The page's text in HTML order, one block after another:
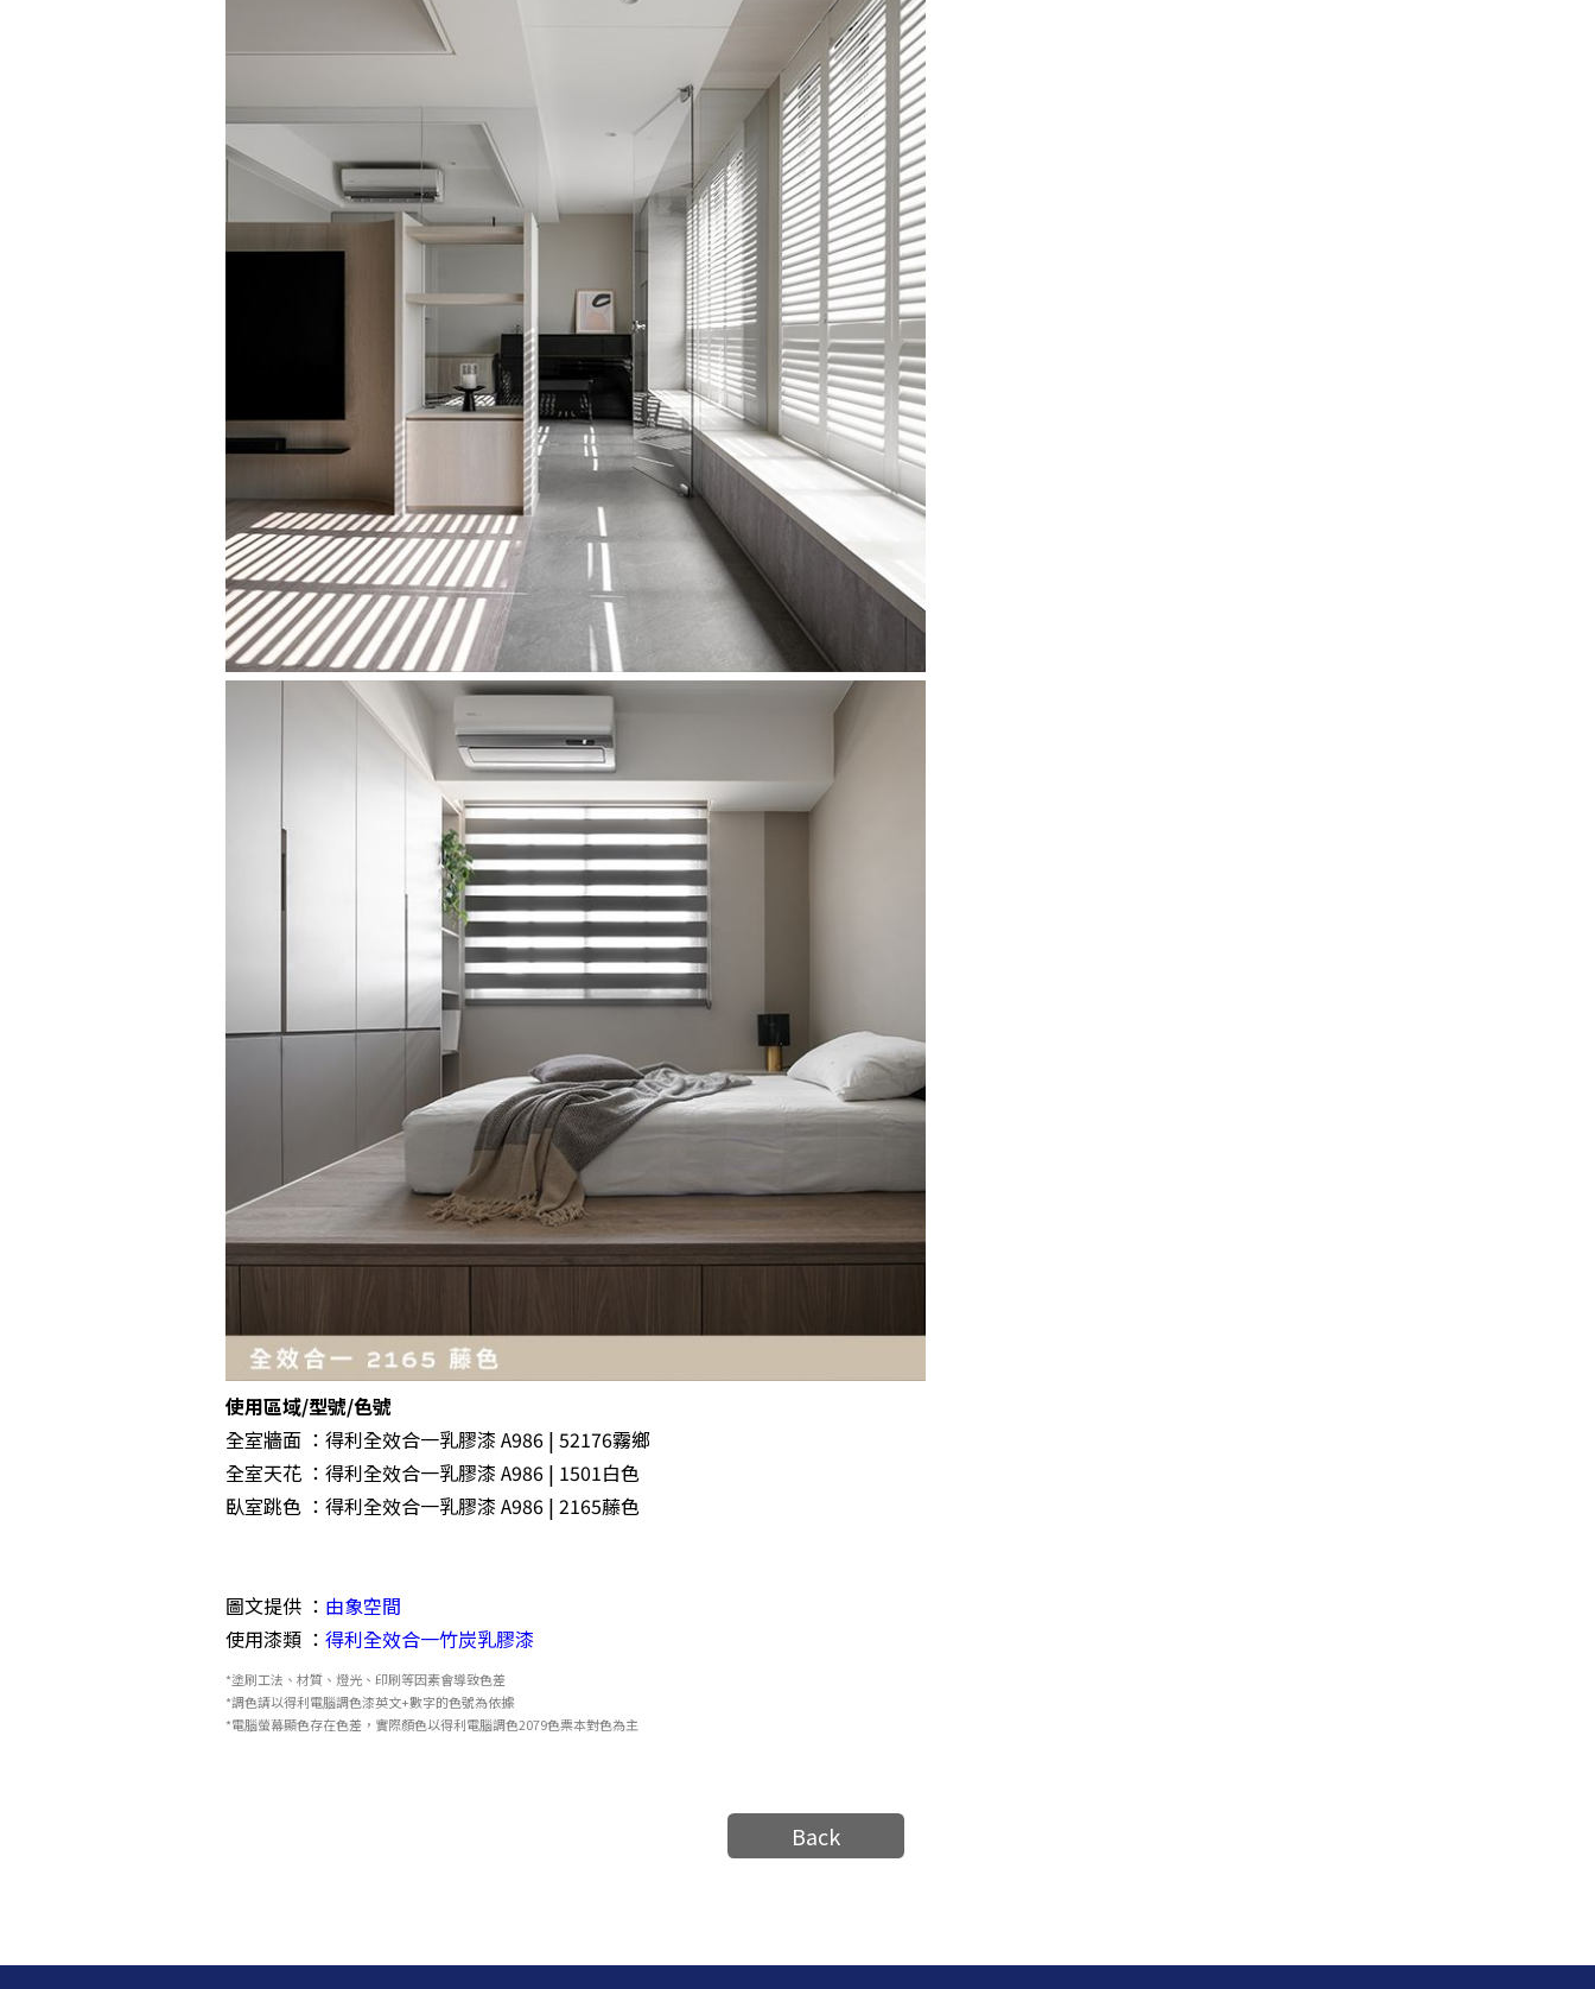
使用區域/型號/色號
全室牆面 ：得利全效合一乳膠漆 A986 | 52176霧鄉
全室天花 ：得利全效合一乳膠漆 A986 | 1501白色
臥室跳色 ：得利全效合一乳膠漆 A986 | 2165藤色
圖文提供 ： 由象空間
使用漆類 ： 得利全效合一竹炭乳膠漆
*塗刷工法、材質、燈光、印刷等因素會導致色差
*調色請以得利電腦調色漆英文+數字的色號為依據
*電腦螢幕顯色存在色差，實際顏色以得利電腦調色2079色票本對色為主
Back